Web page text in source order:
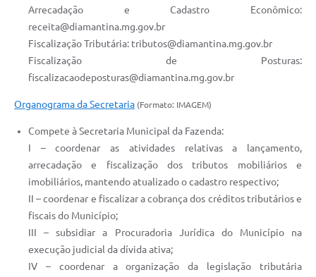
Arrecadação e Cadastro Econômico:
receita@diamantina.mg.gov.br
Fiscalização Tributária: tributos@diamantina.mg.gov.br
Fiscalização de Posturas:
fiscalizacaodeposturas@diamantina.mg.gov.br
Organograma da Secretaria (Formato: IMAGEM)
Compete à Secretaria Municipal da Fazenda:
I – coordenar as atividades relativas a lançamento,
arrecadação e fiscalização dos tributos mobiliários e
imobiliários, mantendo atualizado o cadastro respectivo;
II – coordenar e fiscalizar a cobrança dos créditos tributários e
fiscais do Município;
III – subsidiar a Procuradoria Jurídica do Município na
execução judicial da dívida ativa;
IV – coordenar a organização da legislação tributária